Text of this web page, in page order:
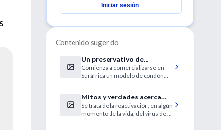
Iniciar sesión
Contenido sugerido
Un preservativo de
colocación ultrarápida
Comienza a comercializarse en
Suráfrica un modelo de condón
Mitos y verdades acerca
del Herpes Zoster o
"culebrilla"
Se trata de la reactivación, en algún
momento de la vida, del virus de la